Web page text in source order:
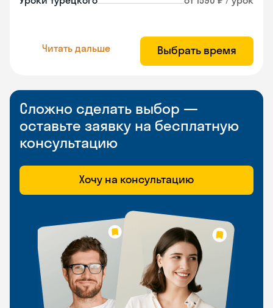
Читать дальше Выбрать время
Сложно сделать выбор —
оставьте заявку на бесплатную
консультацию
Хочу на консультацию